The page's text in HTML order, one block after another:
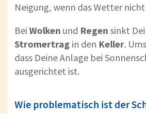
Neigung, wenn das Wetter
Bei Wolken und Regen sinkt
Stromertrag in den Keller.
dass Deine Anlage bei
ausgerichtet ist.
Wie problematisch ist der